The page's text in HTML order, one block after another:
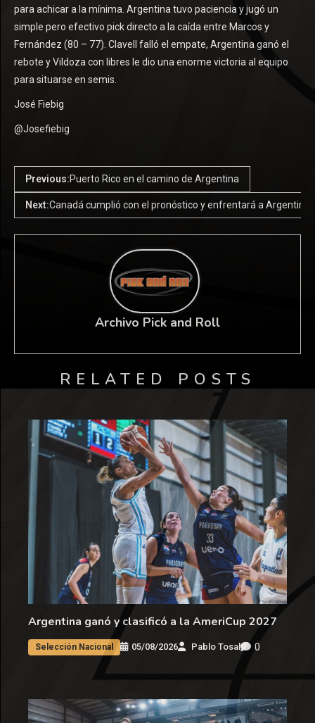
para achicar a la mínima. Argentina tuvo paciencia y jugó un
simple pero efectivo pick directo a la caída entre Marcos y
Fernández (80 – 77). Clavell falló el empate, Argentina ganó el
rebote y Vildoza con libres le dio una enorme victoria al equipo
para situarse en semis.
José Fiebig
@Josefiebig
Previous:Puerto Rico en el camino de Argentina
Next:Canadá cumplió con el pronóstico y enfrentará a Argentina
Archivo Pick and Roll
RELATED POSTS
Argentina ganó y clasificó a la AmeriCup 2027
Selección Nacional 05/08/2026 Pablo Tosal 0